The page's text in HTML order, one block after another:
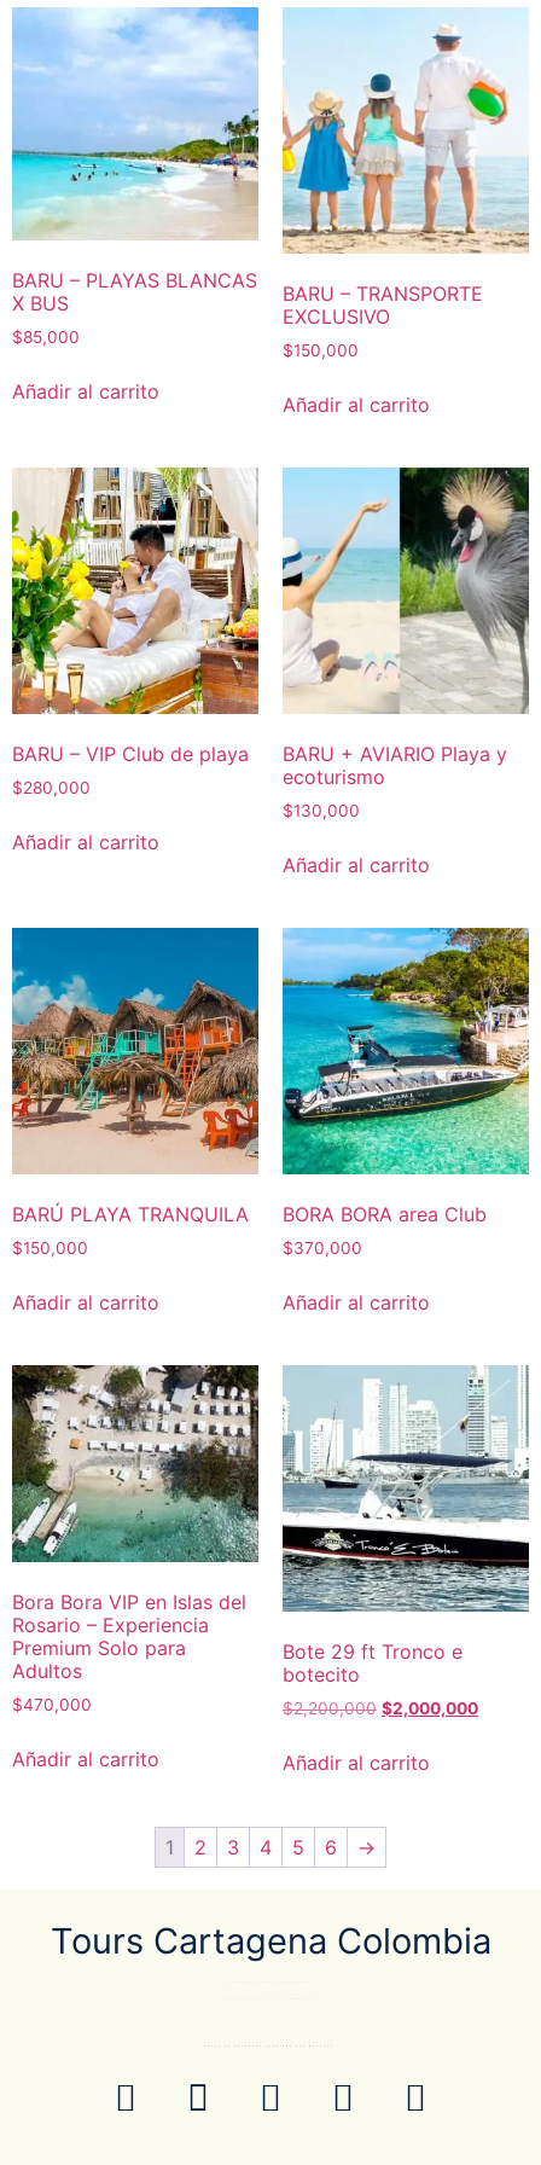
BARU – PLAYAS BLANCAS
X BUS
$85,000
Añadir al carrito
BARU – TRANSPORTE
EXCLUSIVO
$150,000
Añadir al carrito
BARU – VIP Club de playa
$280,000
Añadir al carrito
BARU + AVIARIO Playa y
ecoturismo
$130,000
Añadir al carrito
BARÚ PLAYA TRANQUILA
$150,000
Añadir al carrito
BORA BORA area Club
$370,000
Añadir al carrito
Bora Bora VIP en Islas del
Rosario – Experiencia
Premium Solo para
Adultos
$470,000
Añadir al carrito
Bote 29 ft Tronco e
botecito
$2,200,000 $2,000,000
Añadir al carrito
1 2 3 4 5 6 →
Tours Cartagena Colombia